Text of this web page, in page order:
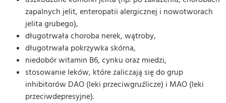
zapalnych jelit, enteropatii alergicznej i nowotworach
jelita grubego),
długotrwała choroba nerek, wątroby,
długotrwała pokrzywka skórna,
niedobór witamin B6, cynku oraz miedzi,
stosowanie leków, które zaliczają się do grup
inhibitorów DAO (leki przeciwgruźlicze) i MAO (leki
przeciwdepresyjne).